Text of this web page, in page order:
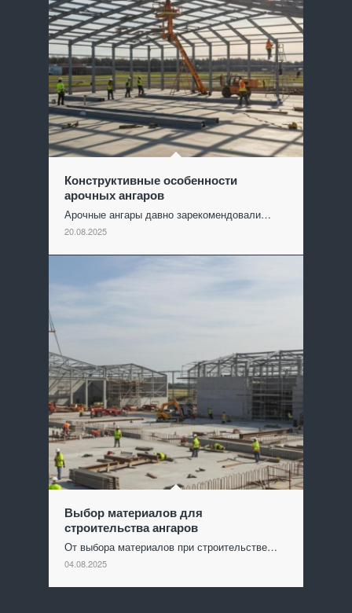
Конструктивные особенности
арочных ангаров
Арочные ангары давно зарекомендовали…
20.08.2025
Выбор материалов для
строительства ангаров
От выбора материалов при строительстве…
04.08.2025